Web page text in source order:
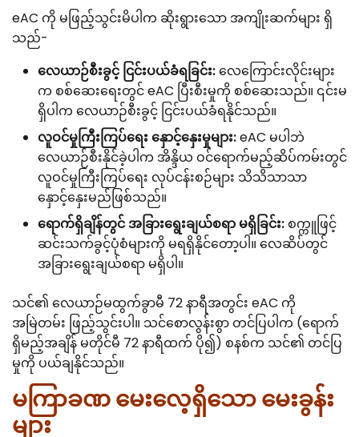
eAC ကို မဖြည့်သွင်းမိပါက ဆိုးရွားသော အကျိုးဆက်များ ရှိ
သည်-
လေယာဉ်စီးခွင့် ငြင်းပယ်ခံရခြင်း:လေကြောင်းလိုင်းများ
က စစ်ဆေးရေးတွင် eAC ပြီးစီးမှုကို စစ်ဆေးသည်။ ၎င်းမ
ရှိပါက လေယာဉ်စီးခွင့် ငြင်းပယ်ခံရနိုင်သည်။
လူဝင်မှုကြီးကြပ်ရေး နှောင့်နှေးမှုများ:eAC မပါဘဲ
လေယာဉ်စီးနိုင်ခဲ့ပါက အိန္ဒိယ ဝင်ရောက်မည့်ဆိပ်ကမ်းတွင်
လူဝင်မှုကြီးကြပ်ရေး လုပ်ငန်းစဉ်များ သိသိသာသာ
နှောင့်နှေးမည်ဖြစ်သည်။
ရောက်ရှိချိန်တွင် အခြားရွေးချယ်စရာ မရှိခြင်း: စက္ကူဖြင့်
ဆင်းသက်ခွင့်ပုံစံများကို မရရှိနိုင်တော့ပါ။ လေဆိပ်တွင်
အခြားရွေးချယ်စရာ မရှိပါ။
သင်၏ လေယာဉ်မထွက်ခွာမီ 72 နာရီအတွင်း eAC ကို
အမြဲတမ်း ဖြည့်သွင်းပါ။ သင်စောလွန်းစွာ တင်ပြပါက (ရောက်
ရှိမည့်အချိန် မတိုင်မီ 72 နာရီထက် ပို၍) စနစ်က သင်၏ တင်ပြ
မှုကို ပယ်ချနိုင်သည်။
မကြာခဏ မေးလေ့ရှိသော မေးခွန်း
များ